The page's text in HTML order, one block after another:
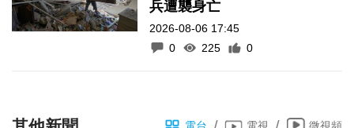
兵遭襲身亡
2026-08-06 17:45
0
225 0